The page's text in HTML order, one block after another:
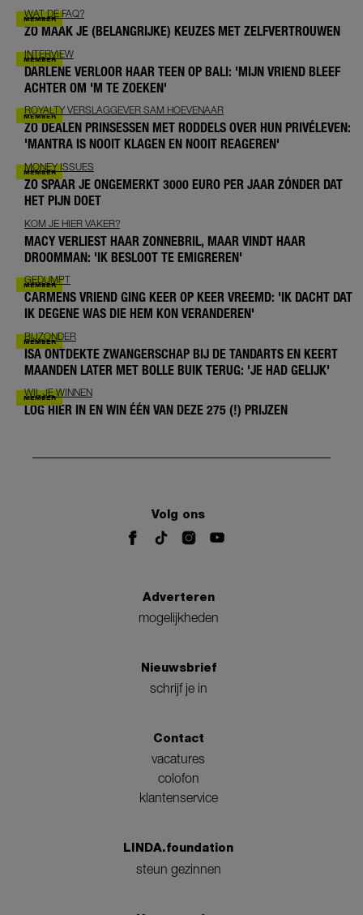
WAT DE FAQ?
ZO MAAK JE (BELANGRIJKE) KEUZES MET ZELFVERTROUWEN
INTERVIEW
DARLENE VERLOOR HAAR TEEN OP BALI: 'MIJN VRIEND BLEEF
ACHTER OM 'M TE ZOEKEN'
ROYALTY VERSLAGGEVER SAM HOEVENAAR
ZO DEALEN PRINSESSEN MET RODDELS OVER HUN PRIVÉLEVEN:
'MANTRA IS NOOIT KLAGEN EN NOOIT REAGEREN'
MONEY ISSUES
ZO SPAAR JE ONGEMERKT 3000 EURO PER JAAR ZÓNDER DAT
HET PIJN DOET
KOM JE HIER VAKER?
MACY VERLIEST HAAR ZONNEBRIL, MAAR VINDT HAAR
DROOMMAN: 'IK BESLOOT TE EMIGREREN'
GEDUMPT
CARMENS VRIEND GING KEER OP KEER VREEMD: 'IK DACHT DAT
IK DEGENE WAS DIE HEM KON VERANDEREN'
BIJZONDER
ISA ONTDEKTE ZWANGERSCHAP BIJ DE TANDARTS EN KEERT
MAANDEN LATER MET BOLLE BUIK TERUG: 'JE HAD GELIJK'
WIL JE WINNEN
LOG HIER IN EN WIN ÉÉN VAN DEZE 275 (!) PRIJZEN
Volg ons
Adverteren
mogelijkheden
Nieuwsbrief
schrijf je in
Contact
vacatures
colofon
klantenservice
LINDA.foundation
steun gezinnen